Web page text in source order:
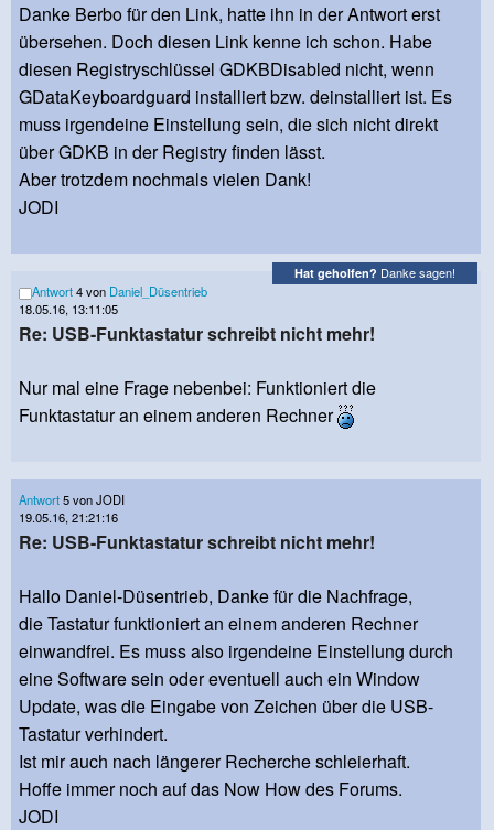
Danke Berbo für den Link, hatte ihn in der Antwort erst
übersehen. Doch diesen Link kenne ich schon. Habe
diesen Registryschlüssel GDKBDisabled nicht, wenn
GDataKeyboardguard installiert bzw. deinstalliert ist. Es
muss irgendeine Einstellung sein, die sich nicht direkt
über GDKB in der Registry finden lässt.
Aber trotzdem nochmals vielen Dank!
JODI
Hat geholfen? Danke sagen!
Antwort4 von Daniel_Düsentrieb
18.05.16, 13:11:05
Re: USB-Funktastatur schreibt nicht mehr!
Nur mal eine Frage nebenbei: Funktioniert die
Funktastatur an einem anderen Rechner
Antwort5 von JODI
19.05.16, 21:21:16
Re: USB-Funktastatur schreibt nicht mehr!
Hallo Daniel-Düsentrieb, Danke für die Nachfrage,
die Tastatur funktioniert an einem anderen Rechner
einwandfrei. Es muss also irgendeine Einstellung durch
eine Software sein oder eventuell auch ein Window
Update, was die Eingabe von Zeichen über die USB-
Tastatur verhindert.
Ist mir auch nach längerer Recherche schleierhaft.
Hoffe immer noch auf das Now How des Forums.
JODI